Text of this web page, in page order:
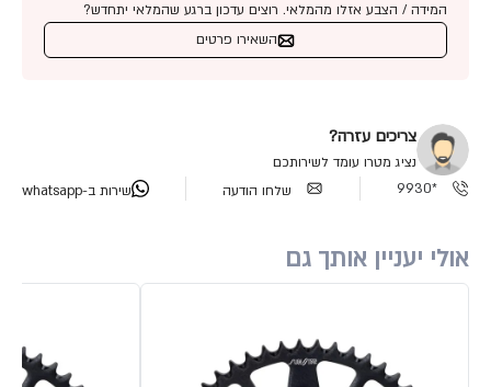
המידה / הצבע אזלו מהמלאי. רוצים עדכון ברגע שהמלאי יתחדש?
השאירו פרטים
צריכים עזרה?
נציג מטרו עומד לשירותכם
*9930
שלחו הודעה שירות ב-whatsapp
אולי יעניין אותך גם